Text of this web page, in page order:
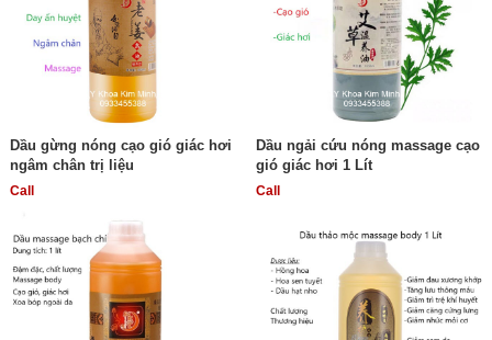
Dầu gừng nóng cạo gió giác hơi
ngâm chân trị liệu
Call
Dầu ngải cứu nóng massage cạo
gió giác hơi 1 Lít
Call